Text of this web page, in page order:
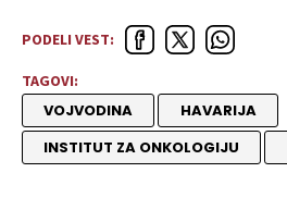
PODELI VEST:
TAGOVI:
VOJVODINA
HAVARIJA
INSTITUT ZA ONKOLOGIJU